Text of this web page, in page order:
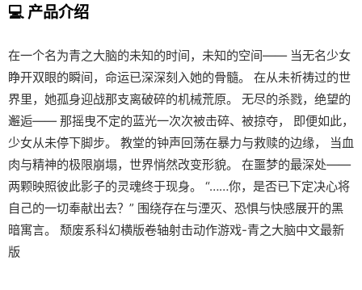
💻 产品介绍
在一个名为青之大脑的未知的时间，未知的空间—— 当无名少女
睁开双眼的瞬间，命运已深深刻入她的骨髓。 在从未祈祷过的世
界里，她孤身迎战那支离破碎的机械荒原。 无尽的杀戮，绝望的
邂逅—— 那摇曳不定的蓝光一次次被击碎、被掠夺， 即便如此，
少女从未停下脚步。 教堂的钟声回荡在暴力与救赎的边缘， 当血
肉与精神的极限崩塌，世界悄然改变形貌。 在噩梦的最深处——
两颗映照彼此影子的灵魂终于现身。 “……你，是否已下定决心将
自己的一切奉献出去？” 围绕存在与湮灭、恐惧与快感展开的黑
暗寓言。 颓废系科幻横版卷轴射击动作游戏-青之大脑中文最新
版